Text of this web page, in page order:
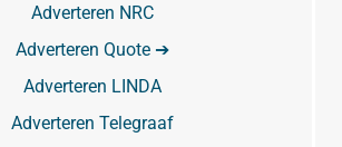
Adverteren NRC
Adverteren Quote ➔
Adverteren LINDA
Adverteren Telegraaf